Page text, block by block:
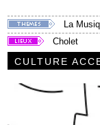
La
Cholet
CULTURE